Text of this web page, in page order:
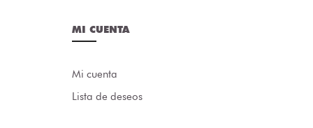
MI CUENTA
Mi cuenta
Lista de deseos